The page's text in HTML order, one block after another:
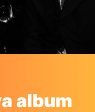
album